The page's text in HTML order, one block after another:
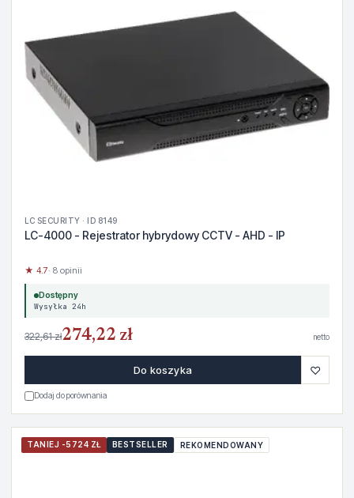
LC SECURITY · ID 8149
LC-4000 - Rejestrator hybrydowy CCTV - AHD - IP
★ 4.7· 8 opinii
Dostępny
Wysyłka 24h
322,61 zł274,22 zł netto
Do koszyka ♡
Dodaj do porównania
TANIEJ -5724 ZŁ BESTSELLER REKOMENDOWANY